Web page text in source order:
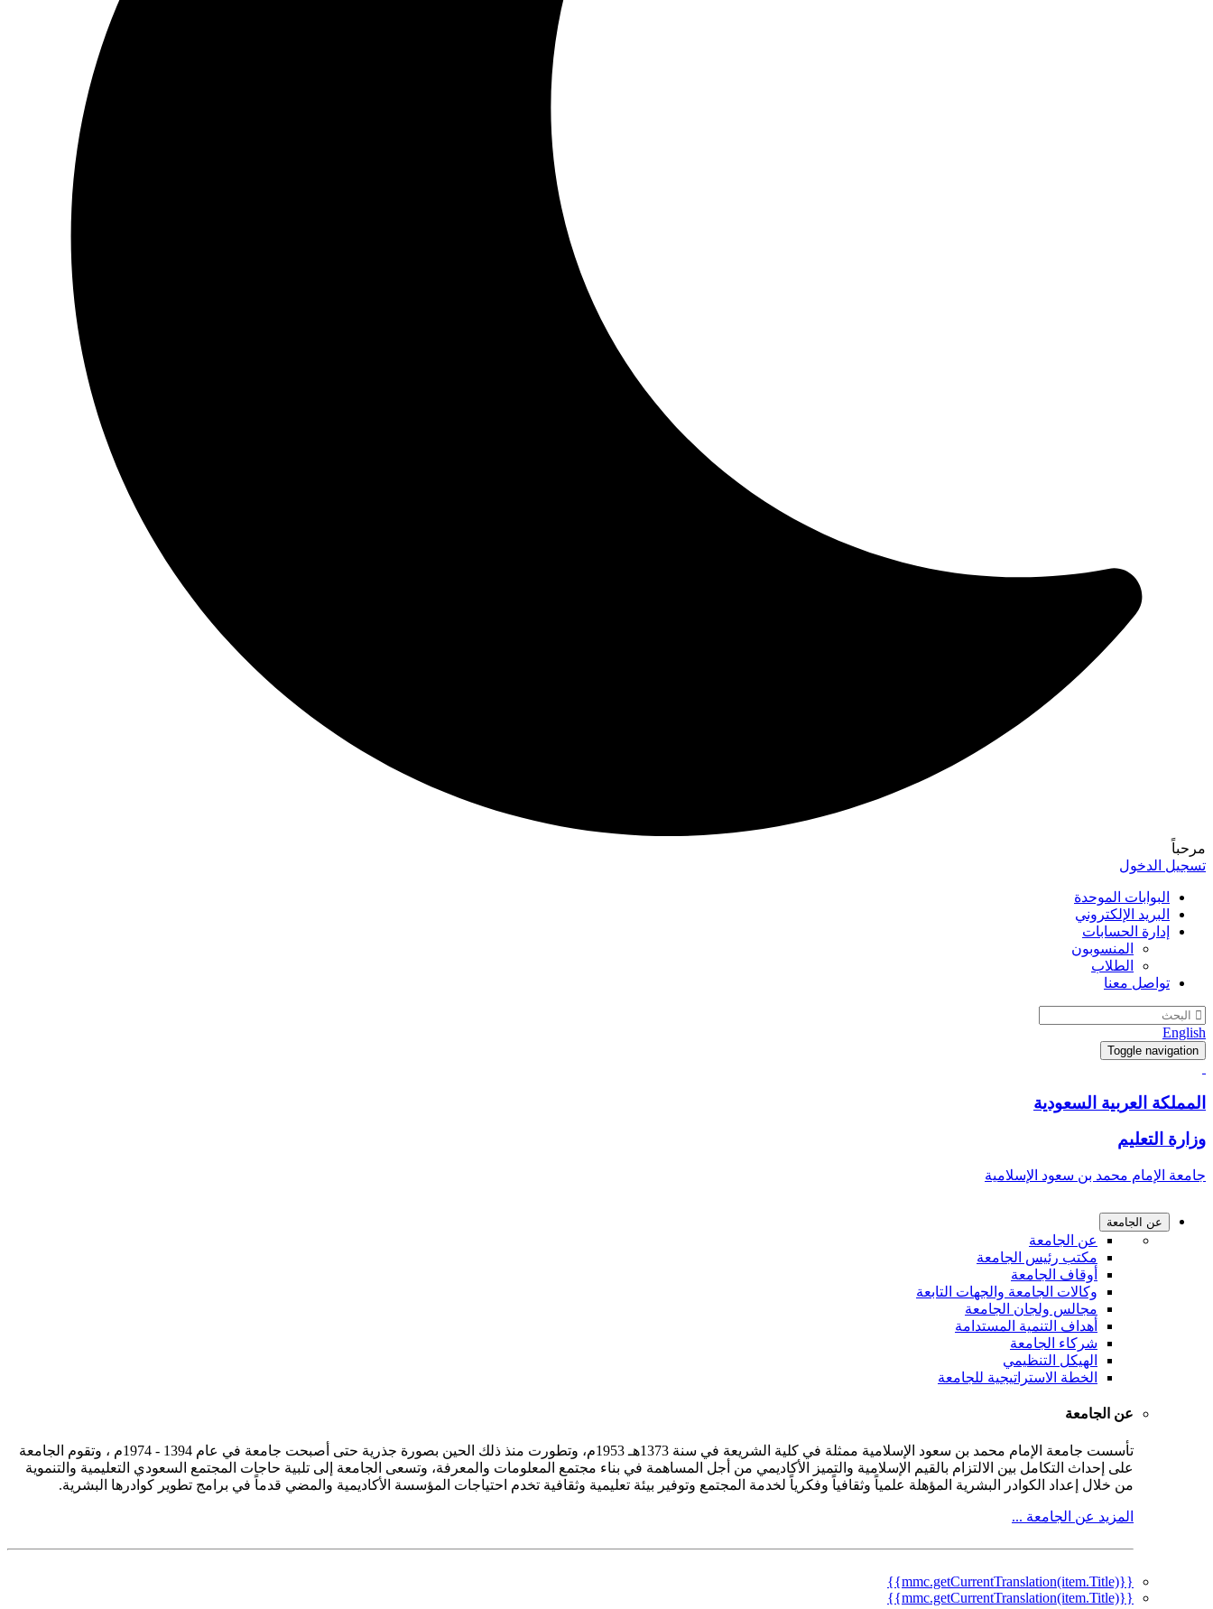
مرحباً
تسجيل الدخول
البوابات الموحدة
البريد الإلكتروني
إدارة الحسابات
المنسوبون
الطلاب
تواصل معنا
English
Toggle navigation
المملكة العربية السعودية
وزارة التعليم
جامعة الإمام محمد بن سعود الإسلامية
عن الجامعة
عن الجامعة
مكتب رئيس الجامعة
أوقاف الجامعة
وكالات الجامعة والجهات التابعة
مجالس ولجان الجامعة
أهداف التنمية المستدامة
شركاء الجامعة
الهيكل التنظيمي
الخطة الاستراتيجية للجامعة
عن الجامعة
تأسست جامعة الإمام محمد بن سعود الإسلامية ممثلة في كلية الشريعة في سنة 1373هـ 1953م، وتطورت منذ ذلك الحين بصورة جذرية حتى أصبحت جامعة في عام 1394 - 1974م ، وتقوم الجامعة
على إحداث التكامل بين الالتزام بالقيم الإسلامية والتميز الأكاديمي من أجل المساهمة في بناء مجتمع المعلومات والمعرفة، وتسعى الجامعة إلى تلبية حاجات المجتمع السعودي التعليمية والتنموية
من خلال إعداد الكوادر البشرية المؤهلة علمياً وثقافياً وفكرياً لخدمة المجتمع وتوفير بيئة تعليمية وثقافية تخدم احتياجات المؤسسة الأكاديمية والمضي قدماً في برامج تطوير كوادرها البشرية.
المزيد عن الجامعة ...
{{mmc.getCurrentTranslation(item.Title)}}
{{mmc.getCurrentTranslation(item.Title)}}